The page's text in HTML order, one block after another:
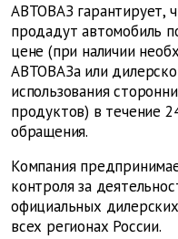
АВТОВАЗ гарантирует,
продадут автомобиль
цене (при наличии
АВТОВАЗа или
использования
продуктов) в течение
обращения.
Компания
контроля за
официальных
всех регионах России.